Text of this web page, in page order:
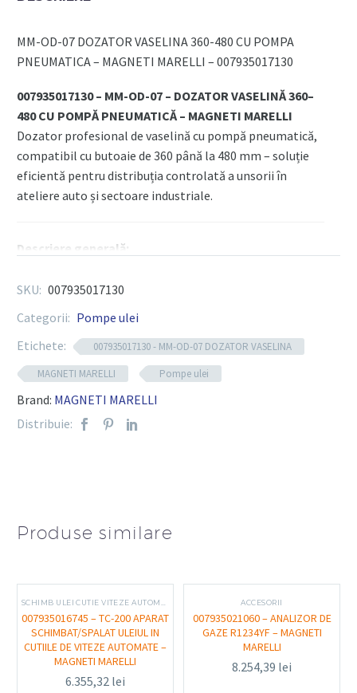
360-
480
POMPA
PNEUMATICA
-
MAGNETI
MARELLI
MM-OD-07 DOZATOR VASELINA 360-480 CU POMPA
PNEUMATICA – MAGNETI MARELLI – 007935017130
007935017130 – MM-OD-07 – DOZATOR VASELINĂ 360–
480 CU POMPĂ PNEUMATICĂ – MAGNETI MARELLI
Dozator profesional de vaselină cu pompă pneumatică,
compatibil cu butoaie de 360 până la 480 mm – soluție
eficientă pentru distribuția controlată a unsorii în
ateliere auto și sectoare industriale.
Descriere generală:
sistem complet pentru distribuirea vaselinei, echipat cu
a funcționa cu butoaie standard cu diametru cuprins
între 360 și 480 mm, acest echipament asigură un flux
constant și controlat de unsoare, fiind ideal pentru linii
de întreținere, service-uri auto și ateliere mecanice.
Compatibilitate: Butoaie cu diametru 360–480 mm
Presiune de lucru: Ridicată, pentru aplicare
eficientă
Componente incluse:
Pompă pneumatică de vaselină
SKU: 007935017130
Categorii: Pompe ulei
Etichete:
007935017130 - MM-OD-07 DOZATOR VASELINA
MAGNETI MARELLI
Pompe ulei
Brand: MAGNETI MARELLI
Distribuie:
Produse similare
007935016745 – TC-200 APARAT
SCHIMBAT/SPALAT ULEIUL IN
CUTIILE DE VITEZE AUTOMATE –
MAGNETI MARELLI
6.355,32 lei
ACCESORII
007935021060 – ANALIZOR DE
GAZE R1234YF – MAGNETI
MARELLI
8.254,39 lei